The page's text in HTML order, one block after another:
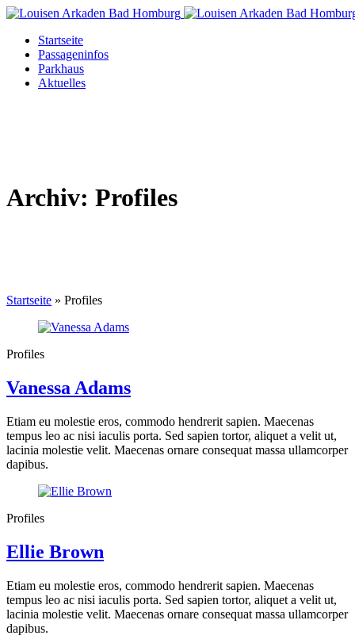
Startseite
Passageninfos
Parkhaus
Aktuelles
Archiv: Profiles
Startseite » Profiles
Profiles
Vanessa Adams
Etiam eu molestie eros, commodo hendrerit sapien. Maecenas
tempus leo ac nisi iaculis porta. Sed sapien tortor, aliquet a velit ut,
lacinia molestie velit. Maecenas ornare consequat massa ullamcorper
dapibus.
Profiles
Ellie Brown
Etiam eu molestie eros, commodo hendrerit sapien. Maecenas
tempus leo ac nisi iaculis porta. Sed sapien tortor, aliquet a velit ut,
lacinia molestie velit. Maecenas ornare consequat massa ullamcorper
dapibus.